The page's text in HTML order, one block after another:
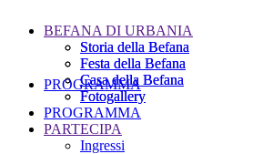
Storia della Befana
Festa della Befana
Casa della Befana
Fotogallery
PROGRAMMA
BEFANA DI URBANIA
Storia della Befana
Festa della Befana
Casa della Befana
Fotogallery
PROGRAMMA
PARTECIPA
Ingressi